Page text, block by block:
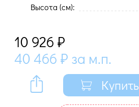
Высота (cм):
10 926 ₽
40 466 ₽ за м.п.
Купить